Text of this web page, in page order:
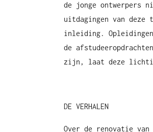
de jonge ontwerpers
uitdagingen van
inleiding. Opleidingen
de
zijn, laat deze
DE VERHALEN
Over de renovatie